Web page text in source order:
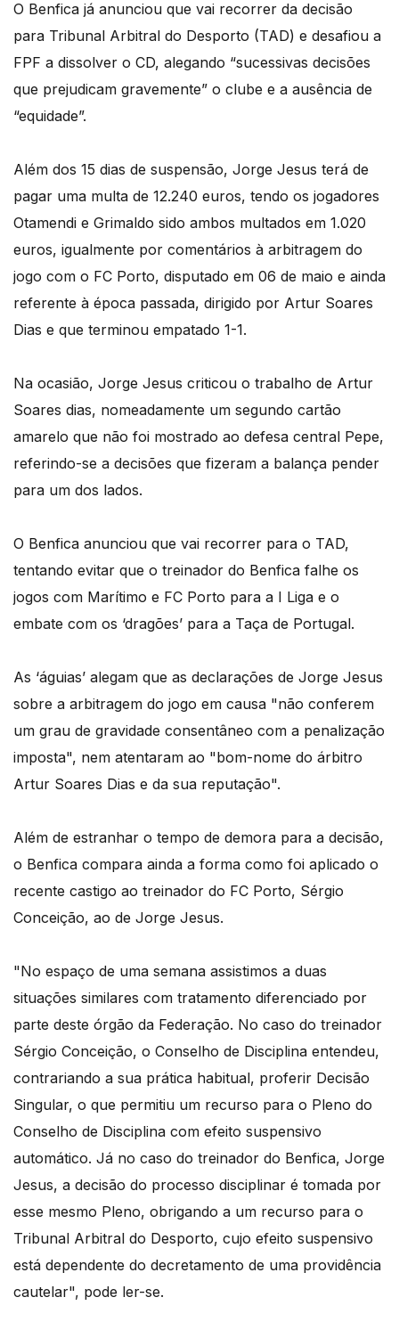
O Benfica já anunciou que vai recorrer da decisão
para Tribunal Arbitral do Desporto (TAD) e desafiou a
FPF a dissolver o CD, alegando “sucessivas decisões
que prejudicam gravemente” o clube e a ausência de
“equidade”.
Além dos 15 dias de suspensão, Jorge Jesus terá de
pagar uma multa de 12.240 euros, tendo os jogadores
Otamendi e Grimaldo sido ambos multados em 1.020
euros, igualmente por comentários à arbitragem do
jogo com o FC Porto, disputado em 06 de maio e ainda
referente à época passada, dirigido por Artur Soares
Dias e que terminou empatado 1-1.
Na ocasião, Jorge Jesus criticou o trabalho de Artur
Soares dias, nomeadamente um segundo cartão
amarelo que não foi mostrado ao defesa central Pepe,
referindo-se a decisões que fizeram a balança pender
para um dos lados.
O Benfica anunciou que vai recorrer para o TAD,
tentando evitar que o treinador do Benfica falhe os
jogos com Marítimo e FC Porto para a I Liga e o
embate com os ‘dragões’ para a Taça de Portugal.
As ‘águias’ alegam que as declarações de Jorge Jesus
sobre a arbitragem do jogo em causa "não conferem
um grau de gravidade consentâneo com a penalização
imposta", nem atentaram ao "bom-nome do árbitro
Artur Soares Dias e da sua reputação".
Além de estranhar o tempo de demora para a decisão,
o Benfica compara ainda a forma como foi aplicado o
recente castigo ao treinador do FC Porto, Sérgio
Conceição, ao de Jorge Jesus.
"No espaço de uma semana assistimos a duas
situações similares com tratamento diferenciado por
parte deste órgão da Federação. No caso do treinador
Sérgio Conceição, o Conselho de Disciplina entendeu,
contrariando a sua prática habitual, proferir Decisão
Singular, o que permitiu um recurso para o Pleno do
Conselho de Disciplina com efeito suspensivo
automático. Já no caso do treinador do Benfica, Jorge
Jesus, a decisão do processo disciplinar é tomada por
esse mesmo Pleno, obrigando a um recurso para o
Tribunal Arbitral do Desporto, cujo efeito suspensivo
está dependente do decretamento de uma providência
cautelar", pode ler-se.